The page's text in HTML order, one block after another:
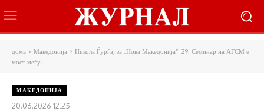
дома Македонија
Никола Ѓурѓај за „Нова Македонија“: 29. Семинар на АГСМ е
мост меѓу...
МАКЕДОНИЈА
20.06.2026 12:25